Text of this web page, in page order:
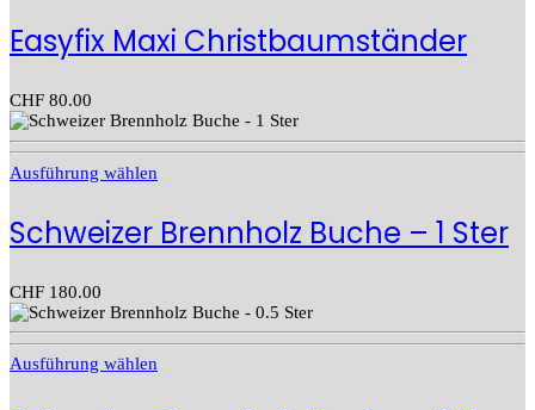
Easyfix Maxi Christbaumständer
CHF 80.00
Ausführung wählen
Schweizer Brennholz Buche – 1 Ster
CHF 180.00
Ausführung wählen